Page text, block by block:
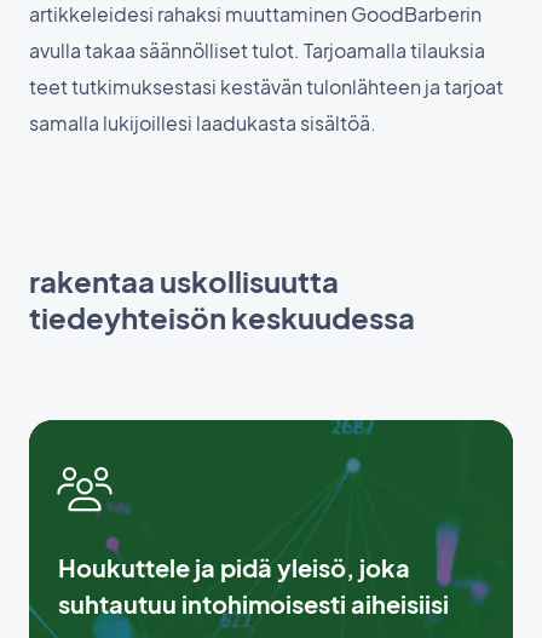
artikkeleidesi rahaksi muuttaminen GoodBarberin
avulla takaa säännölliset tulot. Tarjoamalla tilauksia
teet tutkimuksestasi kestävän tulonlähteen ja tarjoat
samalla lukijoillesi laadukasta sisältöä.
rakentaa uskollisuutta
tiedeyhteisön keskuudessa
Houkuttele ja pidä yleisö, joka
suhtautuu intohimoisesti aiheisiisi